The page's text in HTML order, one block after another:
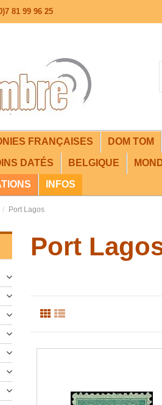
81 99 96 25
FRANÇAISES DOM TOM
DATÉS BELGIQUE
INFOS
Port Lagos
Port